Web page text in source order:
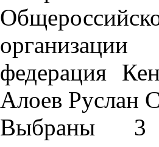
федерация
Алоев Руслан
Выбраны 3